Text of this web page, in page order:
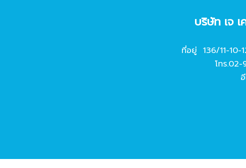
บริษัท เจ
ที่อยู่ 136/11-10-
โทร.02-